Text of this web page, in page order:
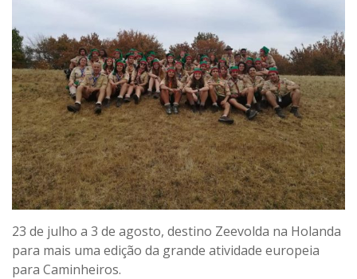
23 de julho a 3 de agosto, destino Zeevolda na Holanda
para mais uma edição da grande atividade europeia
para Caminheiros.